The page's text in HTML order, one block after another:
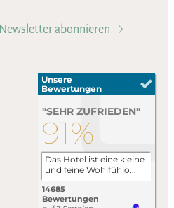
Newsletter abonnieren